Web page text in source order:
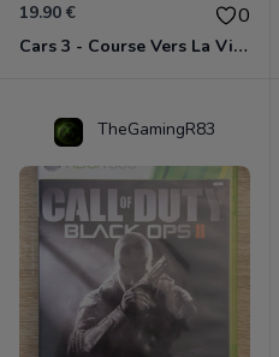
19.90 € 0
Cars 3 - Course Vers La Victoire Xbox 360
TheGamingR83